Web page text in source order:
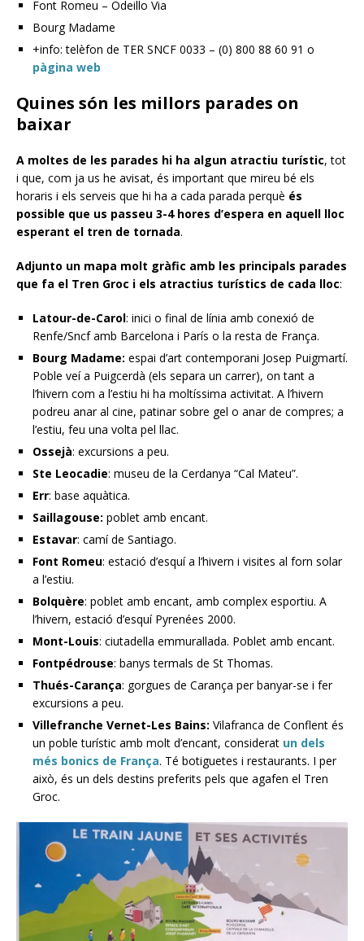
Font Romeu – Odeillo Via
Bourg Madame
+info: telèfon de TER SNCF 0033 – (0) 800 88 60 91 o
pàgina web
Quines són les millors parades on
baixar
A moltes de les parades hi ha algun atractiu turístic, tot
i que, com ja us he avisat, és important que mireu bé els
horaris i els serveis que hi ha a cada parada perquè és
possible que us passeu 3-4 hores d’espera en aquell lloc
esperant el tren de tornada.
Adjunto un mapa molt gràfic amb les principals parades
que fa el Tren Groc i els atractius turístics de cada lloc:
Latour-de-Carol: inici o final de línia amb conexió de
Renfe/Sncf amb Barcelona i París o la resta de França.
Bourg Madame: espai d’art contemporani Josep Puigmartí.
Poble veí a Puigcerdà (els separa un carrer), on tant a
l’hivern com a l’estiu hi ha moltíssima activitat. A l’hivern
podreu anar al cine, patinar sobre gel o anar de compres; a
l’estiu, feu una volta pel llac.
Ossejà: excursions a peu.
Ste Leocadie: museu de la Cerdanya “Cal Mateu”.
Err: base aquàtica.
Saillagouse: poblet amb encant.
Estavar: camí de Santiago.
Font Romeu: estació d’esquí a l’hivern i visites al forn solar
a l’estiu.
Bolquère: poblet amb encant, amb complex esportiu. A
l’hivern, estació d’esquí Pyrenées 2000.
Mont-Louis: ciutadella emmurallada. Poblet amb encant.
Fontpédrouse: banys termals de St Thomas.
Thués-Carança: gorgues de Carança per banyar-se i fer
excursions a peu.
Villefranche Vernet-Les Bains: Vilafranca de Conflent és
un poble turístic amb molt d’encant, considerat un dels
més bonics de França. Té botiguetes i restaurants. I per
això, és un dels destins preferits pels que agafen el Tren
Groc.